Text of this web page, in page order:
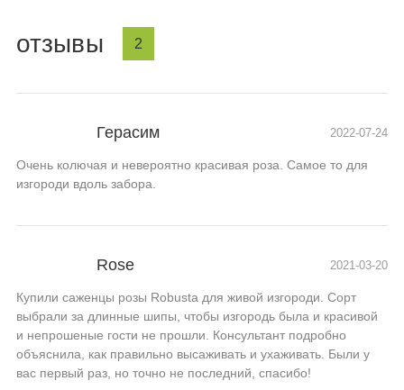
отзывы 2
Герасим 2022-07-24
Очень колючая и невероятно красивая роза. Самое то для
изгороди вдоль забора.
Rose 2021-03-20
Купили саженцы розы Robusta для живой изгороди. Сорт
выбрали за длинные шипы, чтобы изгородь была и красивой
и непрошеные гости не прошли. Консультант подробно
объяснила, как правильно высаживать и ухаживать. Были у
вас первый раз, но точно не последний, спасибо!